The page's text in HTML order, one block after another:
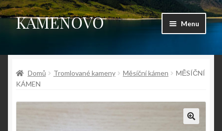
Přeskočit
na
Přejít
k
webu
KAMENOVO Menu
Shop
Můj účet
Domů Tromlované kameny Měsíční kámen
MĚSÍČNÍ
KÁMEN